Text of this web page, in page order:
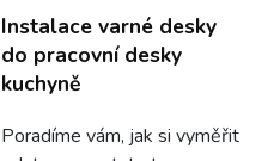
Instalace varné desky
do pracovní desky
kuchyně
Poradíme vám, jak si vyměřit